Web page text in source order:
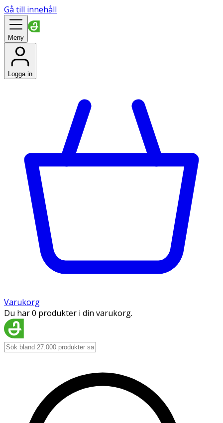
Gå till innehåll
Meny
Logga in
Varukorg
Du har 0 produkter i din varukorg.